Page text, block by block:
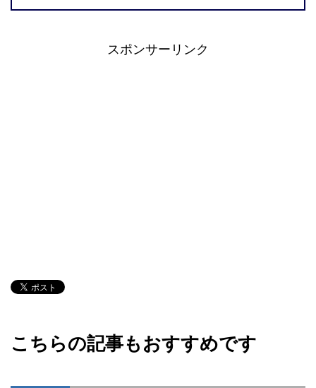
スポンサーリンク
こちらの記事もおすすめです